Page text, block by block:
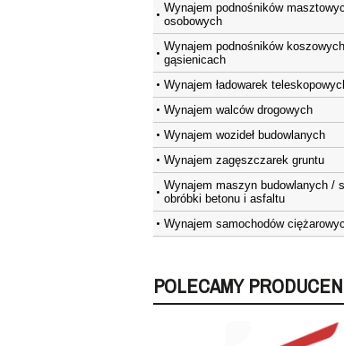
Wynajem podnośników
osobowych
Wynajem podnośników
gąsienicach
Wynajem ładowarek
Wynajem walców drogowych
Wynajem wozideł budowlanych
Wynajem zagęszczarek gruntu
Wynajem maszyn budowlanych /
obróbki betonu i asfaltu
Wynajem samochodów
POLECAMY